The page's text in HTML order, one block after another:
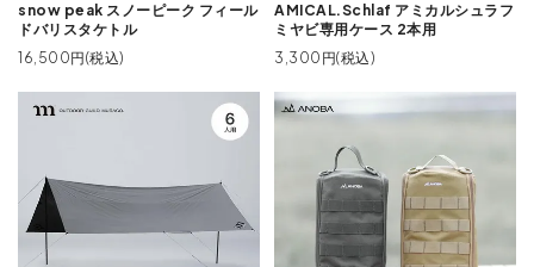
snow peak スノーピーク フィール
ドバリスタケトル
16,500円(税込)
AMICAL.Schlaf アミカルシュラフ
ミヤビ専用ケース 2本用
3,300円(税込)